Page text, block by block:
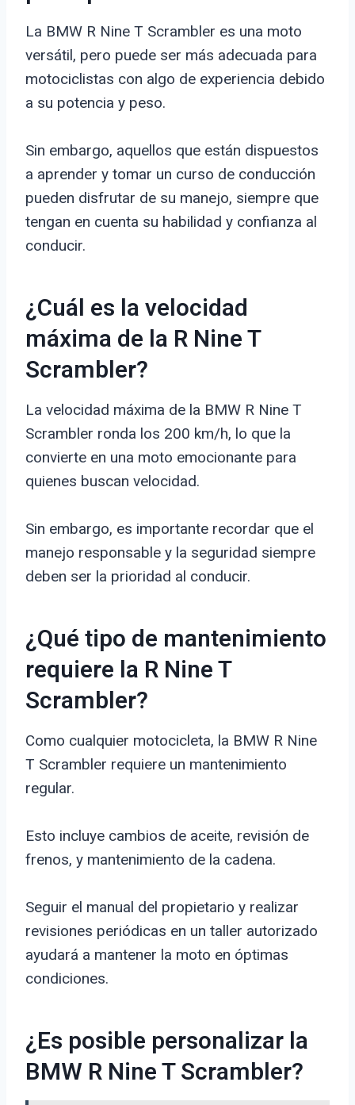
La BMW R Nine T Scrambler es una moto
versátil, pero puede ser más adecuada para
motociclistas con algo de experiencia debido
a su potencia y peso.
Sin embargo, aquellos que están dispuestos
a aprender y tomar un curso de conducción
pueden disfrutar de su manejo, siempre que
tengan en cuenta su habilidad y confianza al
conducir.
¿Cuál es la velocidad
máxima de la R Nine T
Scrambler?
La velocidad máxima de la BMW R Nine T
Scrambler ronda los 200 km/h, lo que la
convierte en una moto emocionante para
quienes buscan velocidad.
Sin embargo, es importante recordar que el
manejo responsable y la seguridad siempre
deben ser la prioridad al conducir.
¿Qué tipo de mantenimiento
requiere la R Nine T
Scrambler?
Como cualquier motocicleta, la BMW R Nine
T Scrambler requiere un mantenimiento
regular.
Esto incluye cambios de aceite, revisión de
frenos, y mantenimiento de la cadena.
Seguir el manual del propietario y realizar
revisiones periódicas en un taller autorizado
ayudará a mantener la moto en óptimas
condiciones.
¿Es posible personalizar la
BMW R Nine T Scrambler?